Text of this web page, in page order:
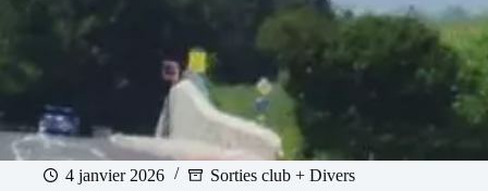
4 janvier 2026 Sorties club + Divers